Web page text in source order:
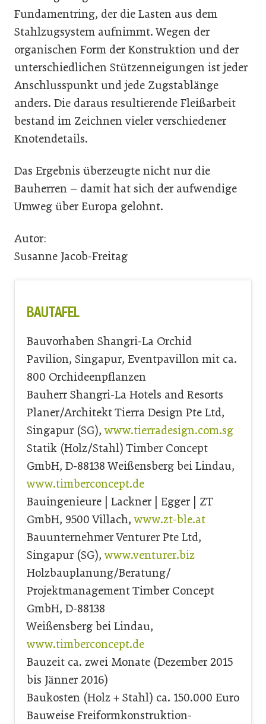
Fundamentring, der die Lasten aus dem
Stahlzugsystem aufnimmt. Wegen der
organischen Form der Konstruktion und der
unterschiedlichen Stützenneigungen ist jeder
Anschlusspunkt und jede Zugstablänge
anders. Die daraus resultierende Fleißarbeit
bestand im Zeichnen vieler verschiedener
Knotendetails.
Das Ergebnis überzeugte nicht nur die
Bauherren – damit hat sich der aufwendige
Umweg über Europa gelohnt.
Autor:
Susanne Jacob-Freitag
BAUTAFEL
Bauvorhaben Shangri-La Orchid
Pavilion, Singapur, Eventpavillon mit ca.
800 Orchideenpflanzen
Bauherr Shangri-La Hotels and Resorts
Planer/Architekt Tierra Design Pte Ltd,
Singapur (SG),www.tierradesign.com.sg
Statik (Holz/Stahl) Timber Concept
GmbH, D-88138 Weißensberg bei Lindau,
www.timberconcept.de
Bauingenieure | Lackner | Egger | ZT
GmbH, 9500 Villach,www.zt-ble.at
Bauunternehmer Venturer Pte Ltd,
Singapur (SG),www.venturer.biz
Holzbauplanung/Beratung/
Projektmanagement Timber Concept
GmbH, D-88138
Weißensberg bei Lindau,
www.timberconcept.de
Bauzeit ca. zwei Monate (Dezember 2015
bis Jänner 2016)
Baukosten (Holz + Stahl) ca. 150.000 Euro
Bauweise Freiformkonstruktion-